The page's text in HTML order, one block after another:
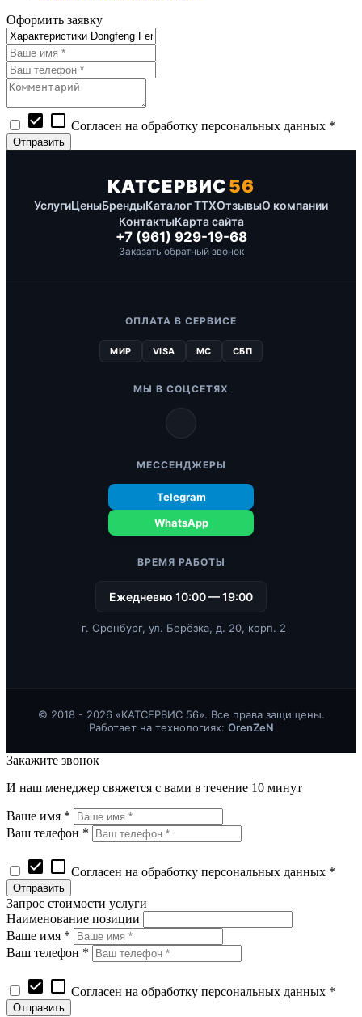
Оформить заявку
check_box check_box_outline_blank Согласен на обработку персональных данных *
КАТСЕРВИС56
УслугиЦеныБрендыКаталог ТТХОтзывыО компании
КонтактыКарта сайта
+7 (961) 929-19-68
Заказать обратный звонок
ОПЛАТА В СЕРВИСЕ
МИР VISA MC СБП
МЫ В СОЦСЕТЯХ
МЕССЕНДЖЕРЫ
Telegram
WhatsApp
ВРЕМЯ РАБОТЫ
Ежедневно 10:00 — 19:00
г. Оренбург, ул. Берёзка, д. 20, корп. 2
© 2018 - 2026 «КАТСЕРВИС 56». Все права защищены.
Работает на технологиях: OrenZeN
Закажите звонок
И наш менеджер свяжется с вами в течение 10 минут
Ваше имя *
Ваш телефон *
check_box check_box_outline_blank Согласен на обработку персональных данных *
Запрос стоимости услуги
Наименование позиции
Ваше имя *
Ваш телефон *
check_box check_box_outline_blank Согласен на обработку персональных данных *